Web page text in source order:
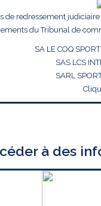
de redressement
du Tribunal de
SA LE COQ
SAS LCS
SARL
à des